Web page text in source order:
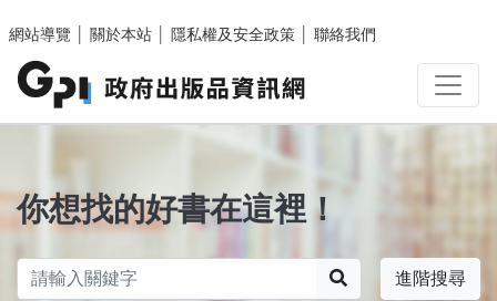
網站導覽
關於本站 隱私權及安全政策 聯絡我們
你想找的好書在這裡！
進階搜尋